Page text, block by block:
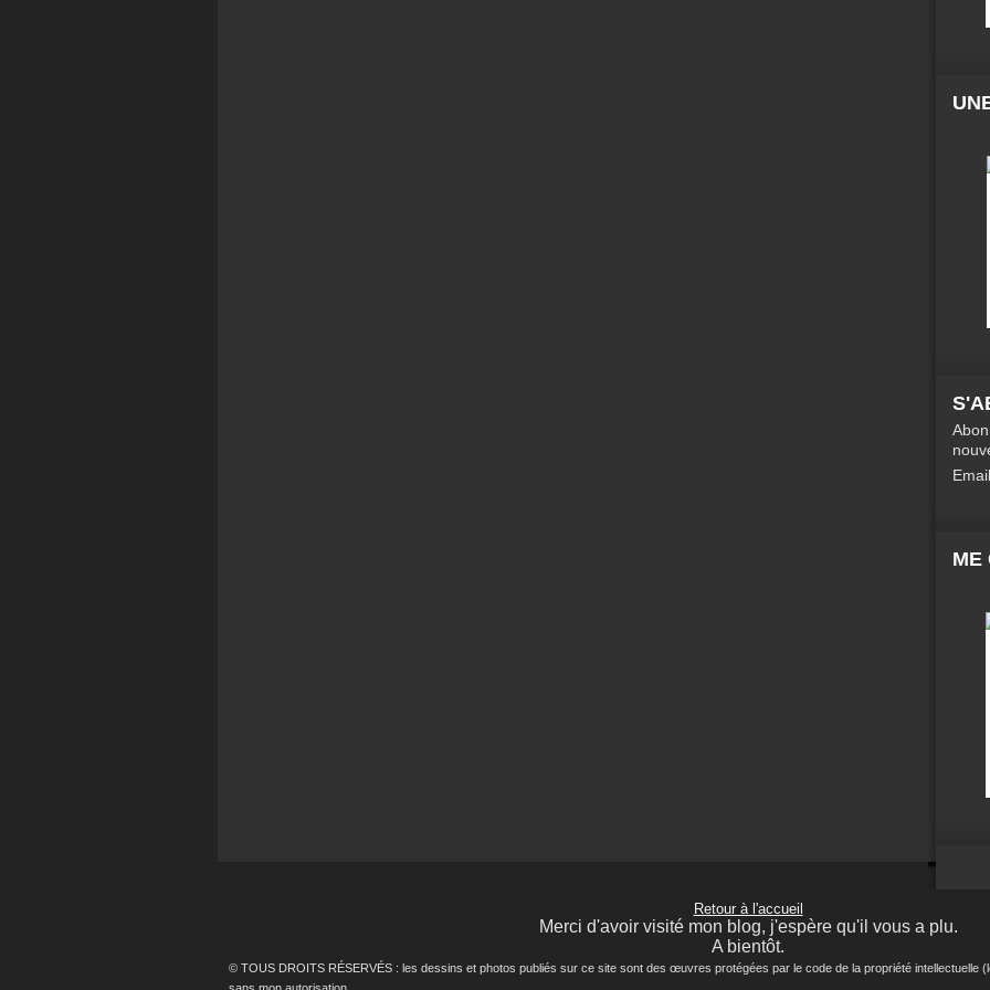
Email
ME
Retour à l'accueil
Merci d'avoir visité mon blog, j'espère qu'il vous a plu.
A bientôt.
© TOUS DROITS RÉSERVÉS : les dessins et photos publiés sur ce site sont des œuvres protégées par le code de la propriété intellectuelle